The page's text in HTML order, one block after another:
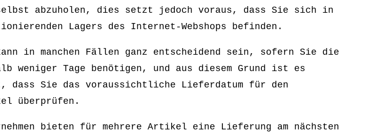
abzuholen, dies setzt jedoch voraus, dass Sie sich in
Lagers des Internet-Webshops befinden.
in manchen Fällen ganz entscheidend sein, sofern Sie die
weniger Tage benötigen, und aus diesem Grund ist es
dass Sie das voraussichtliche Lieferdatum für den
überprüfen.
bieten für mehrere Artikel eine Lieferung am nächsten